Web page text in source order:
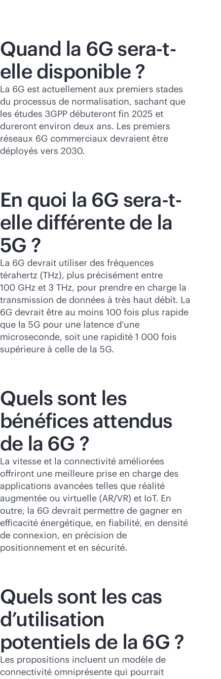
Quand la 6G sera-t-
elle disponible ?
La 6G est actuellement aux premiers stades
du processus de normalisation, sachant que
les études 3GPP débuteront fin 2025 et
dureront environ deux ans. Les premiers
réseaux 6G commerciaux devraient être
déployés vers 2030.
En quoi la 6G sera-t-
elle différente de la
5G ?
La 6G devrait utiliser des fréquences
térahertz (THz), plus précisément entre
100 GHz et 3 THz, pour prendre en charge la
transmission de données à très haut débit. La
6G devrait être au moins 100 fois plus rapide
que la 5G pour une latence d’une
microseconde, soit une rapidité 1 000 fois
supérieure à celle de la 5G.
Quels sont les
bénéfices attendus
de la 6G ?
La vitesse et la connectivité améliorées
offriront une meilleure prise en charge des
applications avancées telles que réalité
augmentée ou virtuelle (AR/VR) et IoT. En
outre, la 6G devrait permettre de gagner en
efficacité énergétique, en fiabilité, en densité
de connexion, en précision de
positionnement et en sécurité.
Quels sont les cas
d’utilisation
potentiels de la 6G ?
Les propositions incluent un modèle de
connectivité omniprésente qui pourrait